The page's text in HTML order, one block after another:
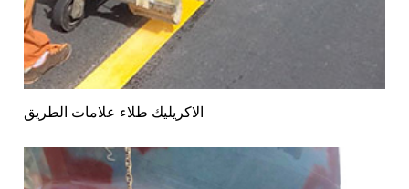
الاكريليك طلاء علامات الطريق